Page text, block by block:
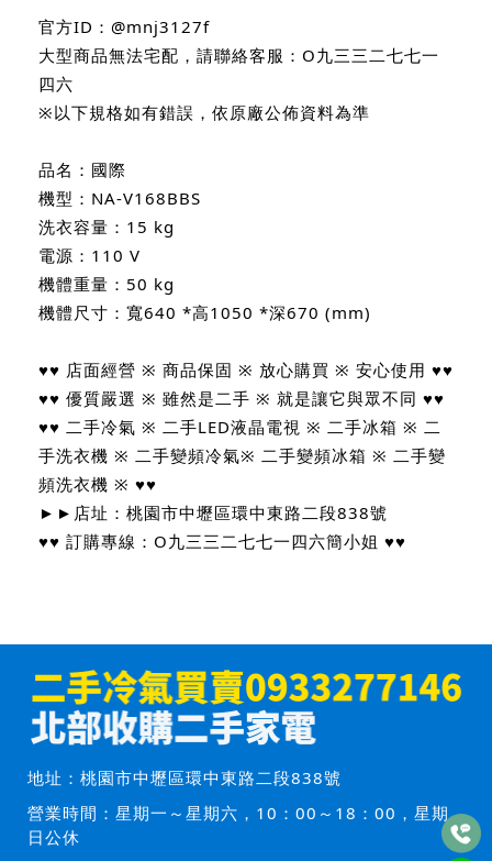
官方ID：@mnj3127f
大型商品無法宅配，請聯絡客服：O九三三二七七一
四六
※以下規格如有錯誤，依原廠公佈資料為準
品名：國際
機型：NA-V168BBS
洗衣容量：15 kg
電源：110 V
機體重量：50 kg
機體尺寸：寬640 *高1050 *深670 (mm)
♥♥ 店面經營 ※ 商品保固 ※ 放心購買 ※ 安心使用 ♥♥
♥♥ 優質嚴選 ※ 雖然是二手 ※ 就是讓它與眾不同 ♥♥
♥♥ 二手冷氣 ※ 二手LED液晶電視 ※ 二手冰箱 ※ 二
手洗衣機 ※ 二手變頻冷氣※ 二手變頻冰箱 ※ 二手變
頻洗衣機 ※ ♥♥
►►店址：桃園市中壢區環中東路二段838號
♥♥ 訂購專線：O九三三二七七一四六簡小姐 ♥♥
地址： 桃園市中壢區環中東路二段838號
營業時間：星期一～星期六，10：00～18：00，星期
日公休